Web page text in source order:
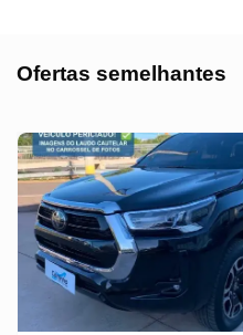
Ofertas semelhantes